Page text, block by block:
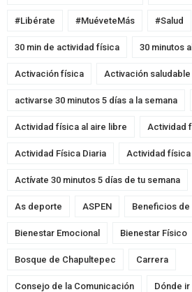
#Libérate #MuéveteMás #Salud
30 min de actividad física 30 minutos
Activación física Activación saludable
activarse 30 minutos 5 días a la semana
Actividad física al aire libre Actividad
Actividad Física Diaria Actividad
Actívate 30 minutos 5 días de tu semana
As deporte ASPEN Beneficios
Bienestar Emocional Bienestar Físico
Bosque de Chapultepec Carrera
Consejo de la Comunicación Dónde ir